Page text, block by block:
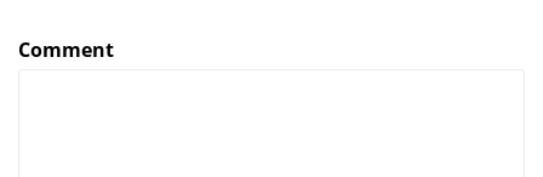
Comment